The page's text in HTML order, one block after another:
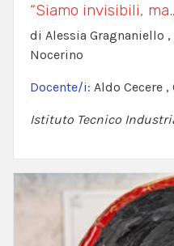
“Siamo invisibili,
di Alessia Gragnaniello
Nocerino
Docente/i: Aldo Cecere
Istituto Tecnico